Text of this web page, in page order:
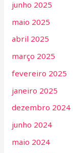
junho 2025
maio 2025
abril 2025
março 2025
fevereiro 2025
janeiro 2025
dezembro 2024
junho 2024
maio 2024